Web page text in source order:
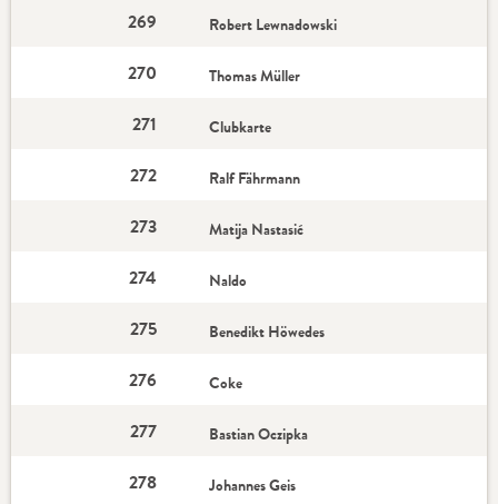
269 Robert Lewnadowski
270 Thomas Müller
271 Clubkarte
272 Ralf Fährmann
273 Matija Nastasić
274 Naldo
275 Benedikt Höwedes
276 Coke
277 Bastian Oczipka
278 Johannes Geis